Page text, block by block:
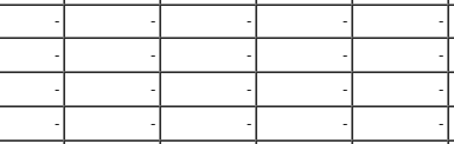
- - - -
-
- - - -
-
- - - -
-
- - - -
-